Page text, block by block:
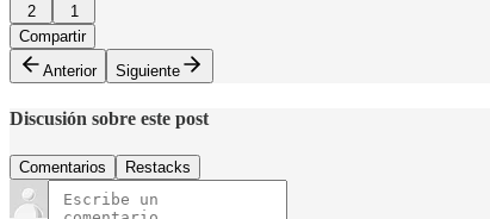
2
1
Compartir
Anterior
Siguiente
Discusión sobre este post
Comentarios Restacks